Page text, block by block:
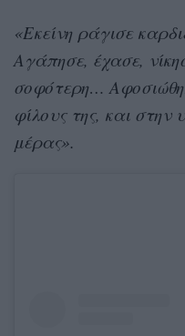
«Εκείνη ράγισε
Αγάπησε, έχασε,
σοφότερη…
φίλους της, και στην
μέρας».